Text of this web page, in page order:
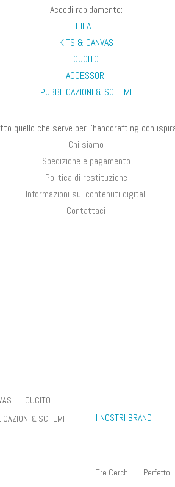
Accedi rapidamente:
FILATI
KITS & CANVAS
CUCITO
ACCESSORI
PUBBLICAZIONI & SCHEMI
quello che serve per l’handcrafting con
Chi siamo
Spedizione e pagamento
Politica di restituzione
Informazioni sui contenuti digitali
Contattaci
CUCITO
& SCHEMI I NOSTRI BRAND
Tre Cerchi
Perfetto